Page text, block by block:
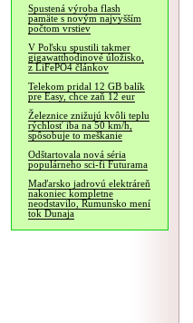
Spustená výroba flash
pamäte s novým najvyšším
počtom vrstiev
V Poľsku spustili takmer
gigawatthodinové úložisko,
z LiFePO4 článkov
Telekom pridal 12 GB balík
pre Easy, chce zaň 12 eur
Železnice znižujú kvôli teplu
rýchlosť iba na 50 km/h,
spôsobuje to meškanie
Odštartovala nová séria
populárneho sci-fi Futurama
Maďarsko jadrovú elektráreň
nakoniec kompletne
neodstavilo, Rumunsko mení
tok Dunaja